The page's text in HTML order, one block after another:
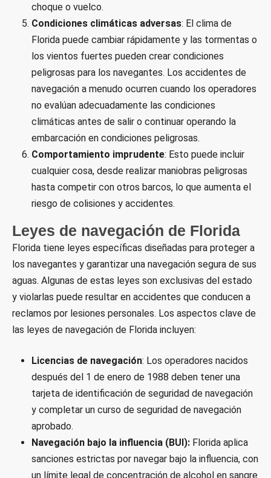
choque o vuelco.
Condiciones climáticas adversas: El clima de
Florida puede cambiar rápidamente y las tormentas o
los vientos fuertes pueden crear condiciones
peligrosas para los navegantes. Los accidentes de
navegación a menudo ocurren cuando los operadores
no evalúan adecuadamente las condiciones
climáticas antes de salir o continuar operando la
embarcación en condiciones peligrosas.
Comportamiento imprudente: Esto puede incluir
cualquier cosa, desde realizar maniobras peligrosas
hasta competir con otros barcos, lo que aumenta el
riesgo de colisiones y accidentes.
Leyes de navegación de Florida
Florida tiene leyes específicas diseñadas para proteger a
los navegantes y garantizar una navegación segura de sus
aguas. Algunas de estas leyes son exclusivas del estado
y violarlas puede resultar en accidentes que conducen a
reclamos por lesiones personales. Los aspectos clave de
las leyes de navegación de Florida incluyen:
Licencias de navegación: Los operadores nacidos
después del 1 de enero de 1988 deben tener una
tarjeta de identificación de seguridad de navegación
y completar un curso de seguridad de navegación
aprobado.
Navegación bajo la influencia (BUI): Florida aplica
sanciones estrictas por navegar bajo la influencia, con
un límite legal de concentración de alcohol en sangre